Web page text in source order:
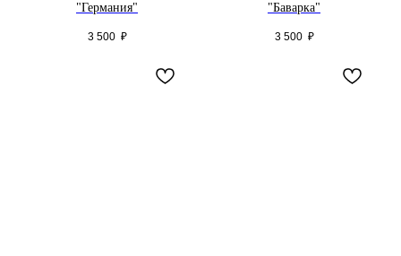
"Германия"
3 500 ₽
"Баварка"
3 500 ₽